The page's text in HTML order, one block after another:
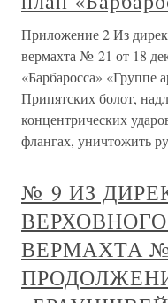
Приложение 2 Из
вермахта № 21 от 18
«Барбаросса»
Припятских болот,
концентрических
флангах, уничтожить
№ 9 ИЗ
ВЕРМАХТА